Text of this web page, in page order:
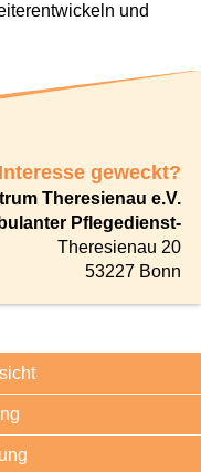
und
geweckt?
Theresienau e.V.
Pflegedienst-
Theresienau 20
53227 Bonn